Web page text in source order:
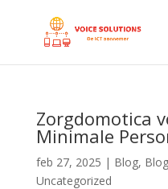
Zorgdomotica
Minimale
feb 27, 2025 | Blog,
Uncategorized